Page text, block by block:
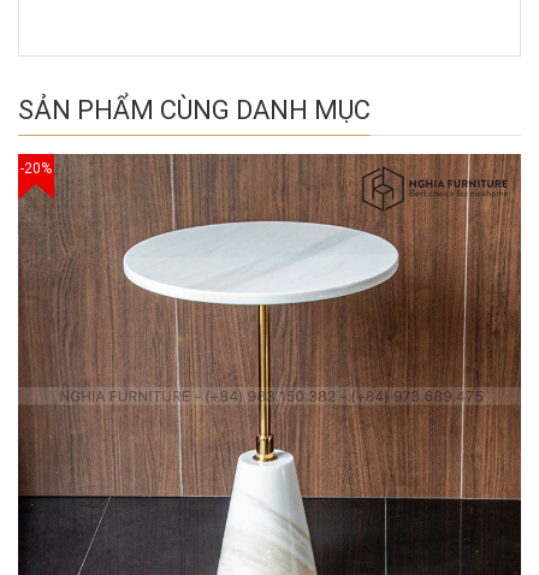
SẢN PHẨM CÙNG DANH MỤC
-20%